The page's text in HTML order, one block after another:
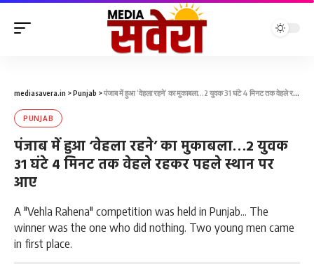
mediasavera.in >Punjab >पंजाब में हुआ ‘वेहला रहने’ का मुकाबला…2 युवक 31 घंटे 4 मिनट तक वेहले रहकर पहले स्थान पर आए
PUNJAB
पंजाब में हुआ ‘वेहला रहने’ का मुकाबला…2 युवक
31 घंटे 4 मिनट तक वेहले रहकर पहले स्थान पर
आए
A "Vehla Rahena" competition was held in Punjab... The
winner was the one who did nothing. Two young men came
in first place.